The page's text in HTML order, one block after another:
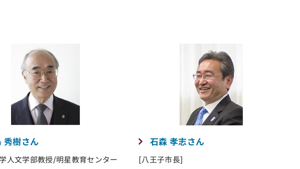
秀樹さん
人文学部教授/明星教育センター
石森 孝志さん
[八王子市長]